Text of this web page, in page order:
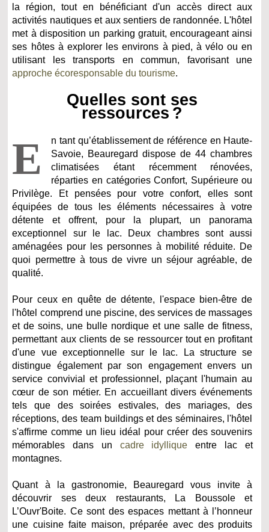
la région, tout en bénéficiant d'un accès direct aux
activités nautiques et aux sentiers de randonnée. L'hôtel
met à disposition un parking gratuit, encourageant ainsi
ses hôtes à explorer les environs à pied, à vélo ou en
utilisant les transports en commun, favorisant une
approche écoresponsable du tourisme.
Quelles sont ses
ressources ?
E
n tant qu’établissement de référence en Haute-
Savoie, Beauregard dispose de 44 chambres
climatisées étant récemment rénovées,
réparties en catégories Confort, Supérieure ou
Privilège. Et pensées pour votre confort, elles sont
équipées de tous les éléments nécessaires à votre
détente et offrent, pour la plupart, un panorama
exceptionnel sur le lac. Deux chambres sont aussi
aménagées pour les personnes à mobilité réduite. De
quoi permettre à tous de vivre un séjour agréable, de
qualité.
Pour ceux en quête de détente, l'espace bien-être de
l'hôtel comprend une piscine, des services de massages
et de soins, une bulle nordique et une salle de fitness,
permettant aux clients de se ressourcer tout en profitant
d'une vue exceptionnelle sur le lac. La structure se
distingue également par son engagement envers un
service convivial et professionnel, plaçant l'humain au
cœur de son métier. En accueillant divers événements
tels que des soirées estivales, des mariages, des
réceptions, des team buildings et des séminaires, l'hôtel
s'affirme comme un lieu idéal pour créer des souvenirs
mémorables dans un cadre idyllique entre lac et
montagnes.
Quant à la gastronomie, Beauregard vous invite à
découvrir ses deux restaurants, La Boussole et
L’Ouvr'Boite. Ce sont des espaces mettant à l’honneur
une cuisine faite maison, préparée avec des produits